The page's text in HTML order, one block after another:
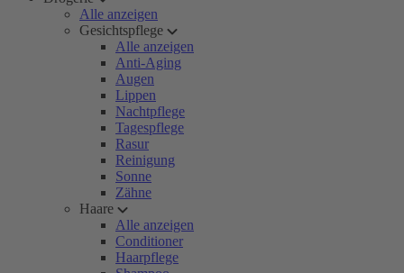
Alle anzeigen
Gesichtspflege
Alle anzeigen
Anti-Aging
Augen
Lippen
Nachtpflege
Tagespflege
Rasur
Reinigung
Sonne
Zähne
Haare
Alle anzeigen
Conditioner
Haarpflege